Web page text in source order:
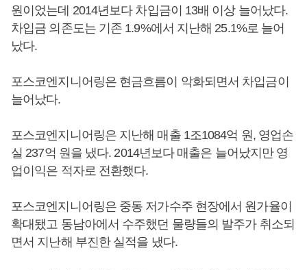
원이었는데 2014년보다 차입금이 13배 이상 늘어났다.
차입금 의존도는 기존 1.9%에서 지난해 25.1%로 늘어
났다.
포스코엔지니어링은 현금흐름이 악화되면서 차입금이
늘어났다.
포스코엔지니어링은 지난해 매출 1조1084억 원, 영업손
실 237억 원을 냈다. 2014년보다 매출은 늘어났지만 영
업이익은 적자로 전환했다.
포스코엔지니어링은 중동 저가수주 현장에서 원가율이
확대됐고 동남아에서 수주했던 물량들의 발주가 취소되
면서 지난해 부진한 실적을 냈다.